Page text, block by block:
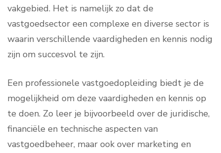
vakgebied. Het is namelijk zo dat de
vastgoedsector een complexe en diverse sector is
waarin verschillende vaardigheden en kennis nodig
zijn om succesvol te zijn.
Een professionele vastgoedopleiding biedt je de
mogelijkheid om deze vaardigheden en kennis op
te doen. Zo leer je bijvoorbeeld over de juridische,
financiële en technische aspecten van
vastgoedbeheer, maar ook over marketing en